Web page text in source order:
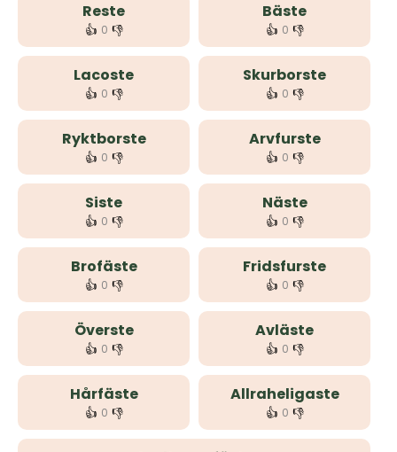
Reste
👍 0 👎
Bäste
👍 0 👎
Lacoste
👍 0 👎
Skurborste
👍 0 👎
Ryktborste
👍 0 👎
Arvfurste
👍 0 👎
Siste
👍 0 👎
Näste
👍 0 👎
Brofäste
👍 0 👎
Fridsfurste
👍 0 👎
Överste
👍 0 👎
Avläste
👍 0 👎
Hårfäste
👍 0 👎
Allraheligaste
👍 0 👎